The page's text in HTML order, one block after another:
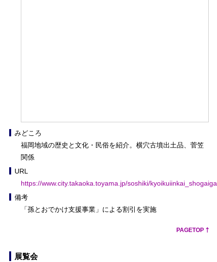
みどころ
福岡地域の歴史と文化・民俗を紹介。横穴古墳出土品、菅笠
関係
URL
https://www.city.takaoka.toyama.jp/soshiki/
備考
「孫とおでかけ支援事業」による割引を実施
PAGETOP
展覧会